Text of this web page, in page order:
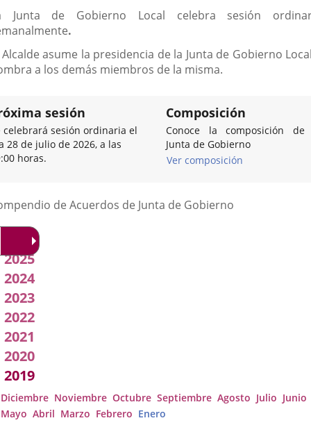
Junta de Gobierno Local celebra sesión
.
Alcalde asume la presidencia de la Junta de Gobierno
a los demás miembros de la misma.
sesión
celebrará sesión ordinaria el
28 de julio de 2026, a las
horas.
Composición
Conoce la composición de
Junta de Gobierno
Ver composición
de Acuerdos de Junta de Gobierno
2026
2025
2024
2023
2022
2021
2020
2019
Diciembre Noviembre Octubre Septiembre Agosto Julio Junio
Mayo Abril Marzo Febrero Enero